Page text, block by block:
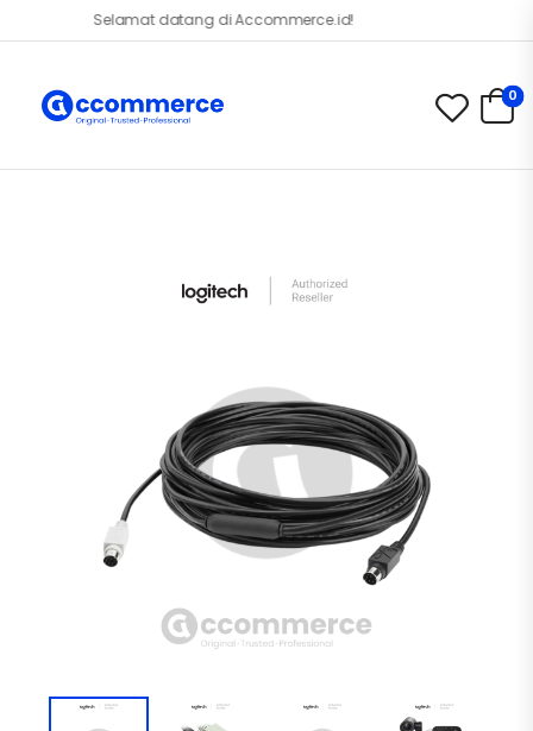
Selamat datang di Accommerce.id!
0